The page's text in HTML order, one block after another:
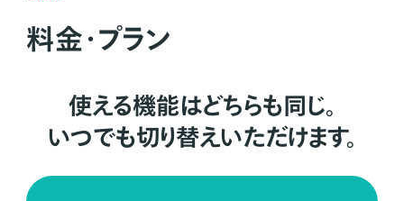
料金・プラン
使える機能はどちらも同じ。
いつでも切り替えいただけます。